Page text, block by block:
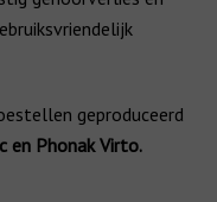
geproduceerd
en Phonak Virto.